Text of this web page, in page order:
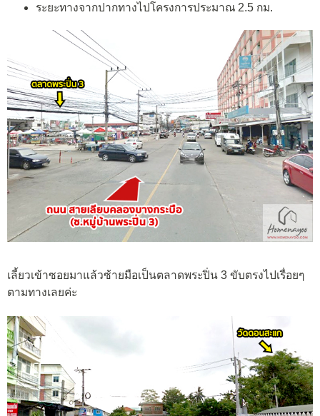
ระยะทางจากปากทางไปโครงการประมาณ 2.5 กม.
เลี้ยวเข้าซอยมาแล้วซ้ายมือเป็นตลาดพระปิ่น 3 ขับตรงไปเรื่อยๆ
ตามทางเลยค่ะ